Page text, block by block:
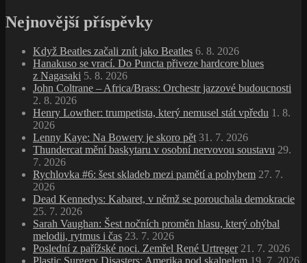
Nejnovější příspěvky
Když Beatles začali znít jako Beatles 6. 8. 2026
Hanakuso se vrací. Do Puncta přiveze hardcore blues
z Nagasaki 5. 8. 2026
John Coltrane – Africa/Brass: Orchestr jazzové budoucnosti
2. 8. 2026
Henry Lowther: trumpetista, který nemusel stát vpředu 1. 8.
2026
Lenny Kaye: Na Bowery je skoro pět 31. 7. 2026
Thundercat mění baskytaru v osobní nervovou soustavu 29.
7. 2026
Rychlovka #6: šest skladeb mezi pamětí a pohybem 27. 7.
2026
Dead Kennedys: Kabaret, v němž se porouchala demokracie
25. 7. 2026
Sarah Vaughan: Šest nočních proměn hlasu, který ohýbal
melodii, rytmus i čas 23. 7. 2026
Poslední z pařížské noci. Zemřel René Urtreger 21. 7. 2026